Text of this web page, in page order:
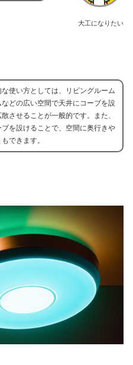
大工になりたい
使い方としては、リビングルーム
どの広い空間で天井にコーブを設
させることが一般的です。また、
を設けることで、空間に奥行きや
できます。